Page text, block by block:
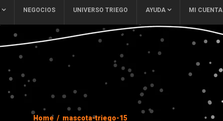
NEGOCIOS UNIVERSO TRIEGO AYUDA MI CUENTA
Home / mascota-triego-15